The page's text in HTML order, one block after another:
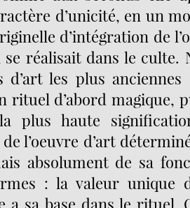
d’unicité, en un
d’intégration de
réalisait dans le culte.
d’art les plus anciennes
rituel d’abord magique,
plus haute
de l’oeuvre d’art
absolument de sa
: la valeur unique